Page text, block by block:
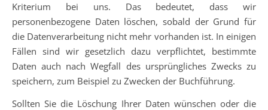
Kriterium bei uns. Das bedeutet, dass wir
personenbezogene Daten löschen, sobald der Grund für
die Datenverarbeitung nicht mehr vorhanden ist. In einigen
Fällen sind wir gesetzlich dazu verpflichtet, bestimmte
Daten auch nach Wegfall des ursprüngliches Zwecks zu
speichern, zum Beispiel zu Zwecken der Buchführung.
Sollten Sie die Löschung Ihrer Daten wünschen oder die